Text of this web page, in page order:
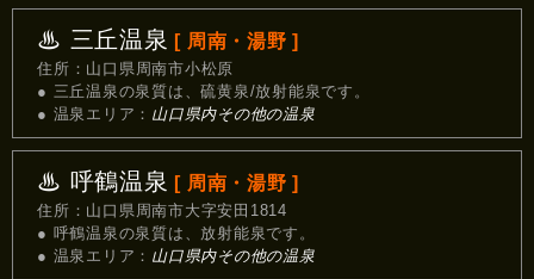
♨ 三丘温泉 [ 周南・湯野 ]
住所：山口県周南市小松原
● 三丘温泉の泉質は、硫黄泉/放射能泉です。
● 温泉エリア： 山口県内その他の温泉
♨ 呼鶴温泉 [ 周南・湯野 ]
住所：山口県周南市大字安田1814
● 呼鶴温泉の泉質は、放射能泉です。
● 温泉エリア： 山口県内その他の温泉